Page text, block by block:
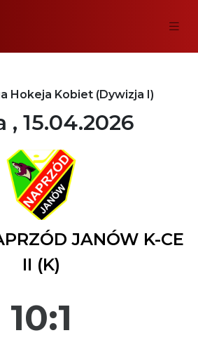
Hokeja Kobiet (Dywizja I)
, 15.04.2026
JANÓW K-CE
II (K)
10:1